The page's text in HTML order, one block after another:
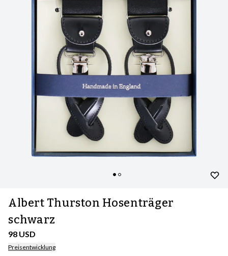
Albert Thurston Hosenträger
schwarz
98 USD
Preisentwicklung